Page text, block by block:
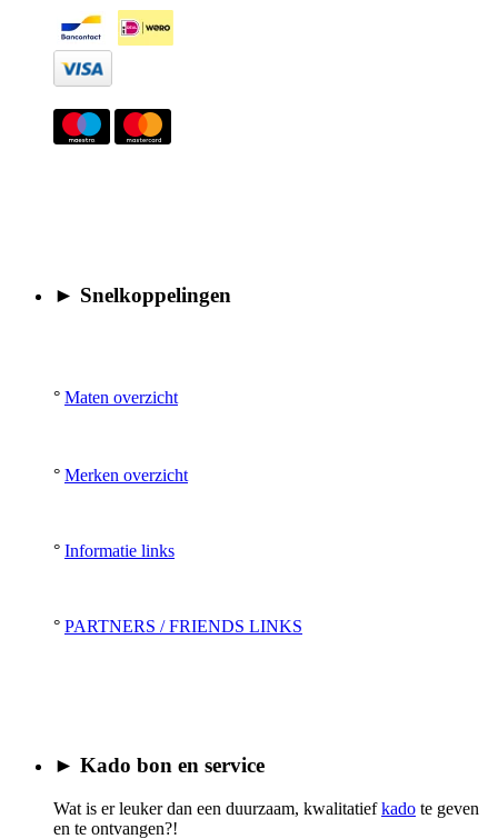
► Snelkoppelingen
° Maten overzicht
° Merken overzicht
° Informatie links
° PARTNERS / FRIENDS LINKS
► Kado bon en service
Wat is er leuker dan een duurzaam, kwalitatiefkado te geven
en te ontvangen?!